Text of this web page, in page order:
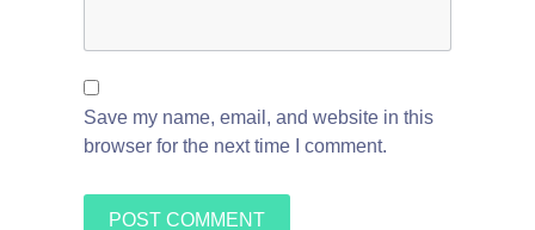
Save my name, email, and website in this
browser for the next time I comment.